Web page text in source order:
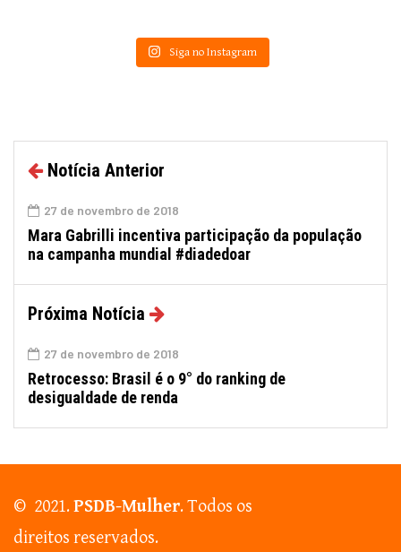
Siga no Instagram
Notícia Anterior
27 de novembro de 2018
Mara Gabrilli incentiva participação da população
na campanha mundial #diadedoar
Próxima Notícia
27 de novembro de 2018
Retrocesso: Brasil é o 9° do ranking de
desigualdade de renda
© 2021.PSDB-Mulher. Todos os
direitos reservados.